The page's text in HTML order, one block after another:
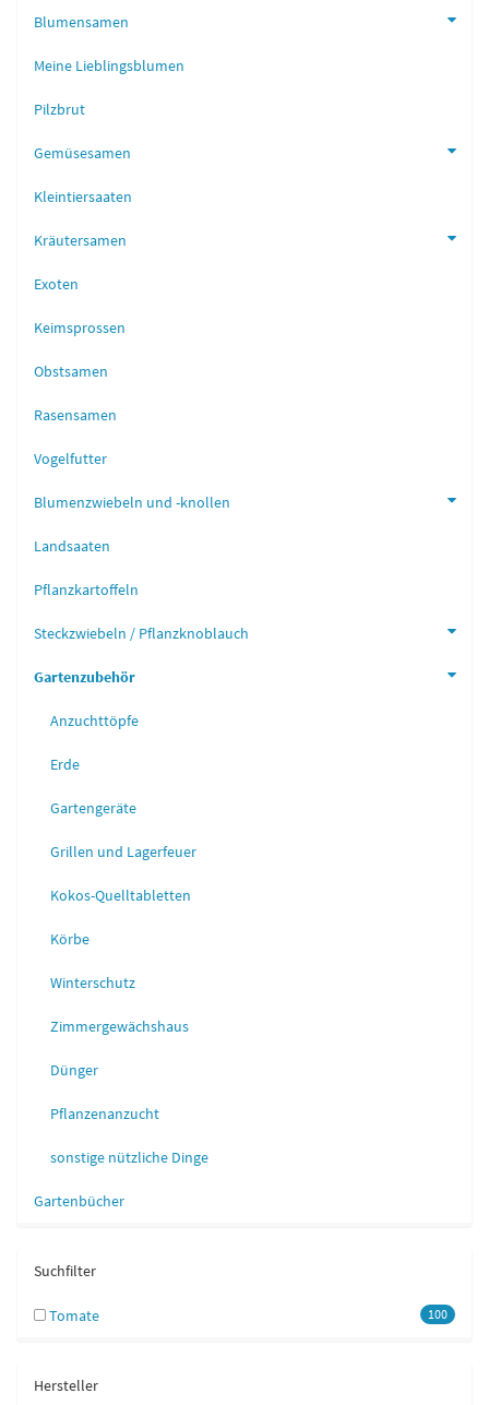
Blumensamen
Meine Lieblingsblumen
Pilzbrut
Gemüsesamen
Kleintiersaaten
Kräutersamen
Exoten
Keimsprossen
Obstsamen
Rasensamen
Vogelfutter
Blumenzwiebeln und -knollen
Landsaaten
Pflanzkartoffeln
Steckzwiebeln / Pflanzknoblauch
Gartenzubehör
Anzuchttöpfe
Erde
Gartengeräte
Grillen und Lagerfeuer
Kokos-Quelltabletten
Körbe
Winterschutz
Zimmergewächshaus
Dünger
Pflanzenanzucht
sonstige nützliche Dinge
Gartenbücher
Suchfilter
100
Tomate
Hersteller